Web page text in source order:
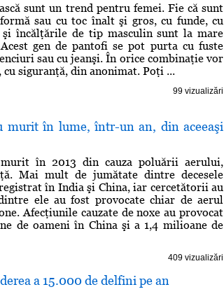
sunt un trend pentru femei. Fie că sunt
sau cu toc înalt şi gros, cu funde, cu
încălţările de tip masculin sunt la mare
gen de pantofi se pot purta cu fuste
sau cu jeanşi. În orice combinaţie vor
siguranţă, din anonimat. Poţi ...
99 vizualizări
murit în lume, într-un an, din aceeaşi
în 2013 din cauza poluării aerului,
Mai mult de jumătate dintre decesele
în India şi China, iar cercetătorii au
ele au fost provocate chiar de aerul
Afecţiunile cauzate de noxe au provocat
de oameni în China şi a 1,4 milioane de
409 vizualizări
a 15.000 de delfini pe an